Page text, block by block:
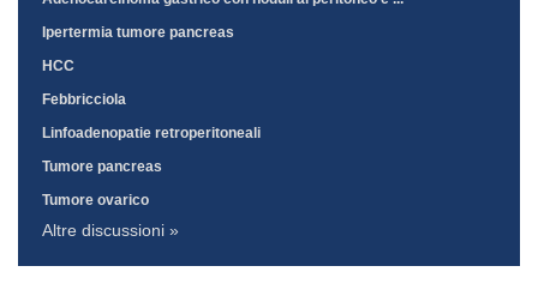
Ipertermia tumore pancreas
HCC
Febbricciola
Linfoadenopatie retroperitoneali
Tumore pancreas
Tumore ovarico
Altre discussioni »